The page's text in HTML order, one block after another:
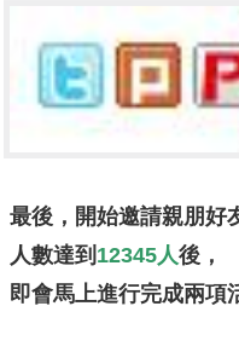
最後，開始邀請親朋好
人數達到 12345人後，
即會馬上進行完成兩項